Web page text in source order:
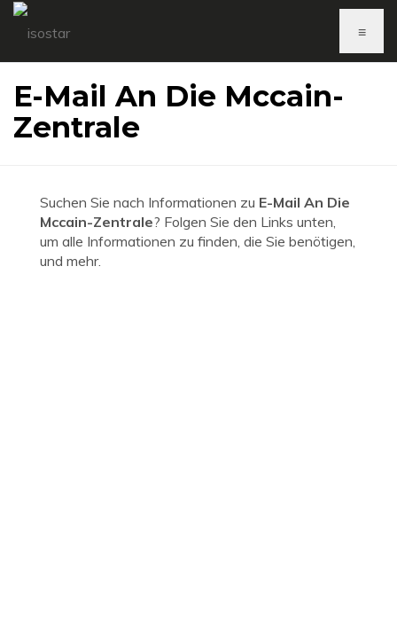
≡
E-Mail An Die Mccain-
Zentrale
Suchen Sie nach Informationen zu E-Mail An Die
Mccain-Zentrale? Folgen Sie den Links unten,
um alle Informationen zu finden, die Sie benötigen,
und mehr.